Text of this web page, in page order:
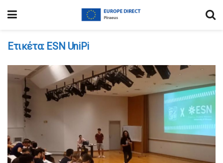
Ετικέτα: ESN UniPi